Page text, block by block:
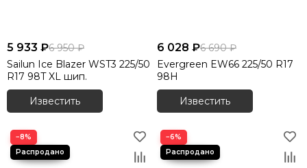
5 933 ₽6 950 ₽
Sailun Ice Blazer WST3 225/50
R17 98T XL шип.
Известить
6 028 ₽6 690 ₽
Evergreen EW66 225/50 R17
98H
Известить
−8% −6%